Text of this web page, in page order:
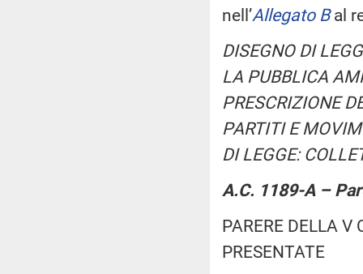
nell’Allegato Bal
DISEGNO DI
LA PUBBLICA
PRESCRIZIONE
PARTITI E
DI LEGGE:
A.C. 1189-A –
PARERE DELLA V
PRESENTATE